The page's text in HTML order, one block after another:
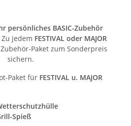
persönliches BASIC-Zubehör
jedem FESTIVAL oder MAJOR
Paket zum Sonderpreis
sichern.
Paket für FESTIVAL u. MAJOR
Spieß